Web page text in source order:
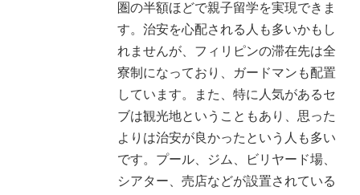
圏の半額ほどで親子留学を実現できま
す。治安を心配される人も多いかもし
れませんが、フィリピンの滞在先は全
寮制になっており、ガードマンも配置
しています。また、特に人気があるセ
ブは観光地ということもあり、思った
よりは治安が良かったという人も多い
です。プール、ジム、ビリヤード場、
シアター、売店などが設置されている